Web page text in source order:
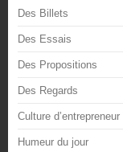
Des Billets
Des Essais
Des Propositions
Des Regards
Culture d’entrepreneur
Humeur du jour